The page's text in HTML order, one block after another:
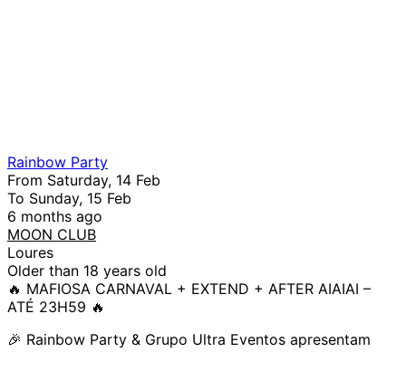
Rainbow Party
From Saturday, 14 Feb
To Sunday, 15 Feb
6 months ago
MOON CLUB
Loures
Older than 18 years old
🔥 MAFIOSA CARNAVAL + EXTEND + AFTER AIAIAI –
ATÉ 23H59 🔥
🎉 Rainbow Party & Grupo Ultra Eventos apresentam